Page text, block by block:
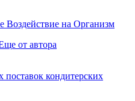
на Организм
от автора
поставок кондитерских